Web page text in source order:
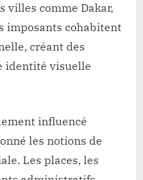
villes comme Dakar,
imposants cohabitent
créant des
identité visuelle
influencé
les notions de
Les places, les